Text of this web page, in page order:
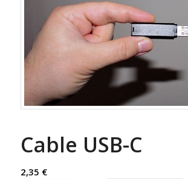
Cable USB-C
2,35 €